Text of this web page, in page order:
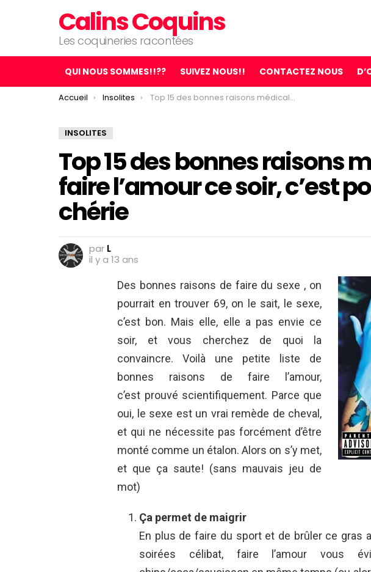
Calins Coquins
Les coquineries racontées
QUI NOUS SOMMES!!?? SUIVEZ NOUS!! CONTACTEZ NOUS
You are here:
Accueil Insolites Top 15 des bonnes raisons médicales de faire l’amour ce soir, c’est pour ton bien chérie
INSOLITES
Top 15 des bonnes raisons
faire l’amour ce soir, c’est
chérie
par L
il y a 13 ans
Des bonnes raisons de faire du sexe , on
pourrait en trouver 69, on le sait, le sexe,
c’est bon. Mais elle, elle a pas envie ce
soir, et vous cherchez de quoi la
convaincre. Voilà une petite liste de
bonnes raisons de faire l’amour,
c’est prouvé scientifiquement. Parce que
oui, le sexe est un vrai remède de cheval,
et qui ne nécessite pas forcément d’être
monté comme un étalon. Alors on s’y met,
et que ça saute! (sans mauvais jeu de
mot)
Ça permet de maigrir
En plus de faire du sport et de brûler ce gras
soirées célibat, faire l’amour vous